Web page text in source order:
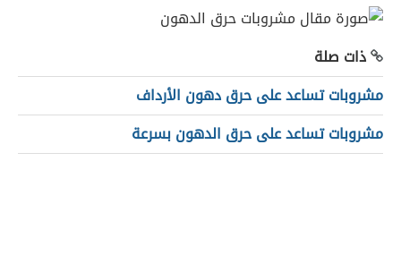
ذات صلة
مشروبات تساعد على حرق دهون الأرداف
مشروبات تساعد على حرق الدهون بسرعة